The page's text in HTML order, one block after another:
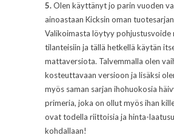
5.Olen käyttänyt jo parin vuoden
ainoastaan Kicksin oman
Valikoimasta löytyy pohjustusvoide
tilanteisiin ja tällä hetkellä käytän
mattaversiota. Talvemmalla olen
kosteuttavaan versioon ja lisäksi
myös saman sarjan ihohuokosia
primeria, joka on ollut myös ihan
ovat todella riittoisia ja hinta-
kohdallaan!